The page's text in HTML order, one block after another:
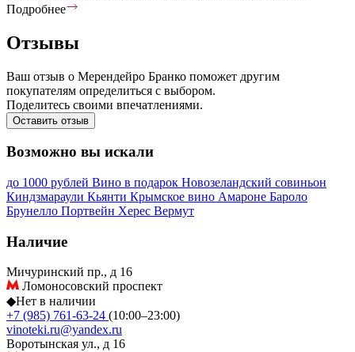
Подробнее
Отзывы
Ваш отзыв о Мерендейро Бранко поможет другим
покупателям определиться с выбором.
Поделитесь своими впечатлениями.
Оставить отзыв
Возможно вы искали
до 1000 рублей Вино в подарок Новозеландский совиньон
Киндзмараули Кьянти Крымское вино Амароне Бароло
Брунелло Портвейн Херес Вермут
Наличие
Мичуринский пр., д 16
Ломоносовский проспект
◆Нет в наличии
+7 (985) 761-63-24 (10:00–23:00)
vinoteki.ru@yandex.ru
Воротынская ул., д 16